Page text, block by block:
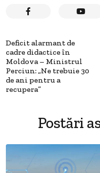
Deficit alarmant de
cadre didactice în
Moldova – Ministrul
Perciun: „Ne trebuie 30
de ani pentru a
recupera”
Postări